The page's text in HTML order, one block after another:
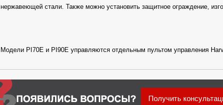
нержавеющей стали. Также можно установить защитное ограждение,
Модели PI70E и PI90E управляются отдельным пультом управления
Получить